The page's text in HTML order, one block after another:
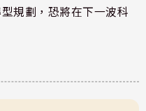
規劃，恐將在下一波科